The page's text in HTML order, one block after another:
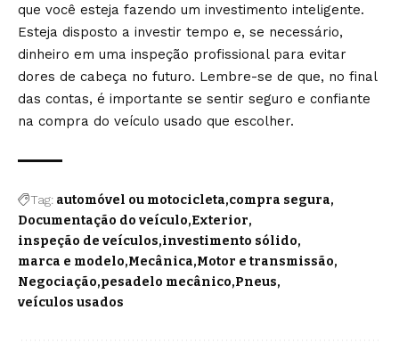
que você esteja fazendo um investimento inteligente.
Esteja disposto a investir tempo e, se necessário,
dinheiro em uma inspeção profissional para evitar
dores de cabeça no futuro. Lembre-se de que, no final
das contas, é importante se sentir seguro e confiante
na compra do veículo usado que escolher.
Tag: automóvel ou motocicleta compra segura
Documentação do veículo Exterior
inspeção de veículos investimento sólido
marca e modelo Mecânica Motor e transmissão
Negociação pesadelo mecânico Pneus
veículos usados